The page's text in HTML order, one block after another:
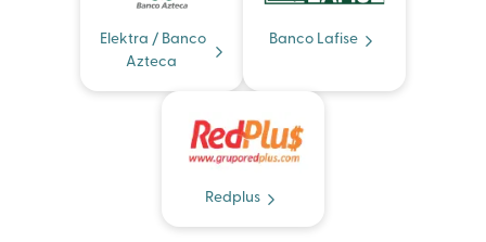
Elektra / Banco
Azteca
Banco Lafise
Redplus